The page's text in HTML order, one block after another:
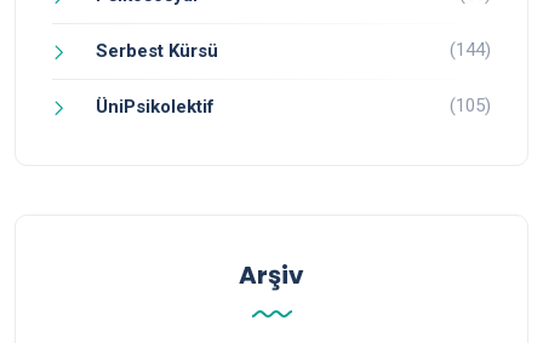
Serbest Kürsü (144)
ÜniPsikolektif (105)
Arşiv